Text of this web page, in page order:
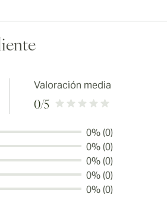
Valoración media
0/5
0% (0)
0% (0)
0% (0)
0% (0)
0% (0)